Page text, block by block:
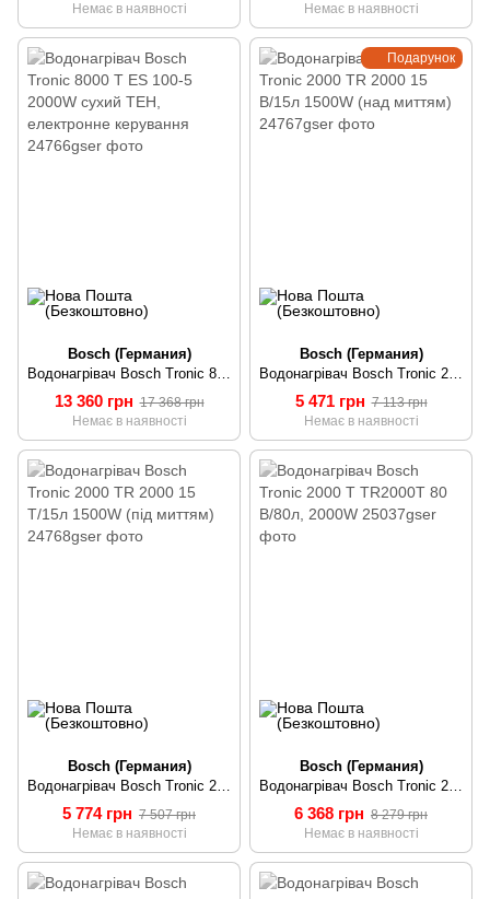
Немає в наявності
Немає в наявності
Bosch (Германия)
Водонагрівач Bosch Tronic 8000 T ES 100-5 2000W сухий ТЕН, електронне керування
13 360 грн 17 368 грн
Немає в наявності
Подарунок
Bosch (Германия)
Водонагрівач Bosch Tronic 2000 TR 2000 15 B/15л 1500W (над миттям)
5 471 грн 7 113 грн
Немає в наявності
Bosch (Германия)
5 774 грн 7 507 грн
Немає в наявності
Bosch (Германия)
6 368 грн 8 279 грн
Немає в наявності